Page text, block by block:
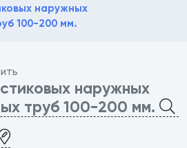
наружных
100-200 мм.
наружных
труб 100-200 мм.